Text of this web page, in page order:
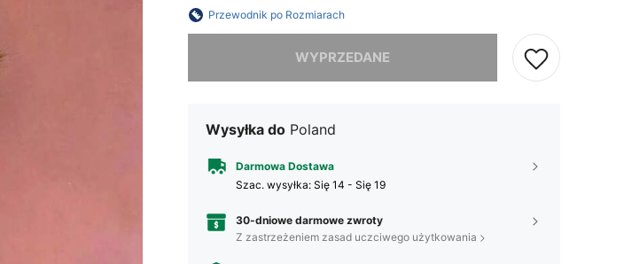
Przewodnik po Rozmiarach
WYPRZEDANE
Wysyłka do Poland
Darmowa Dostawa
Szac. wysyłka: Się 14 - Się 19
30-dniowe darmowe zwroty
Z zastrzeżeniem zasad uczciwego użytkowania